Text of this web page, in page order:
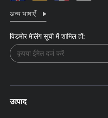
अन्य भाषाएँ
विडमोर मेलिंग सूची में शामिल हों:
उत्पाद